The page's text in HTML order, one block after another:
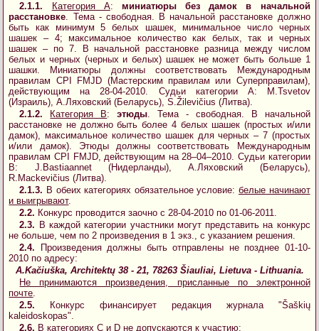
2.1.1.
Категория A: миниатюры без дамок в начальной
расстановке. Тема - свободная. В начальной расстановке должно
быть как минимум 5 белых шашек, минимальное число черных
шашек – 4; максимальное количество как белых, так и черных
шашек – по 7. В начальной расстановке разница между числом
белых и черных (черных и белых) шашек не может быть больше 1
шашки. Миниатюры должны соответствовать Международным
правилам CPI FMJD (Мастерским правилам или Суперправилам),
действующим на 28-04-2010. Судьи категории A: M.Tsvetov
(Израиль), А.Ляховский (Беларусь), S.Žilevičius (Литва).
2.1.2.
Категория B:этюды. Тема - свободная. В начальной
расстановке не должно быть более 4 белых шашек (простых и/или
дамок), максимальное количество шашек для черных – 7 (простых
и/или дамок). Этюды должны соответствовать Международным
правилам CPI FMJD, действующим на 28–04–2010. Судьи категории
B: J.Bastiaannet (Нидерланды), А.Ляховский (Беларусь),
R.Mackevičius (Литва).
2.1.3. В обеих категориях обязательное условие: белые начинают
и выигрывают.
2.2. Конкурс проводится заочно с 28-04-2010 по 01-06-2011.
2.3. В каждой категории участники могут представить на конкурс
не больше, чем по 2 произведения в 1 экз., с указанием решения.
2.4. Произведения должны быть отправлены не позднее 01-10-
2010 по адресу:
A.Kačiuška, Architektų 38 - 21, 78263 Šiauliai, Lietuva - Lithuania.
Не принимаются произведения, присланные по электронной
почте.
2.5. Конкурс финансирует редакция журнала "Šaškių
kaleidoskopas".
2.6. В категориях C и Dне допускаются к участию: